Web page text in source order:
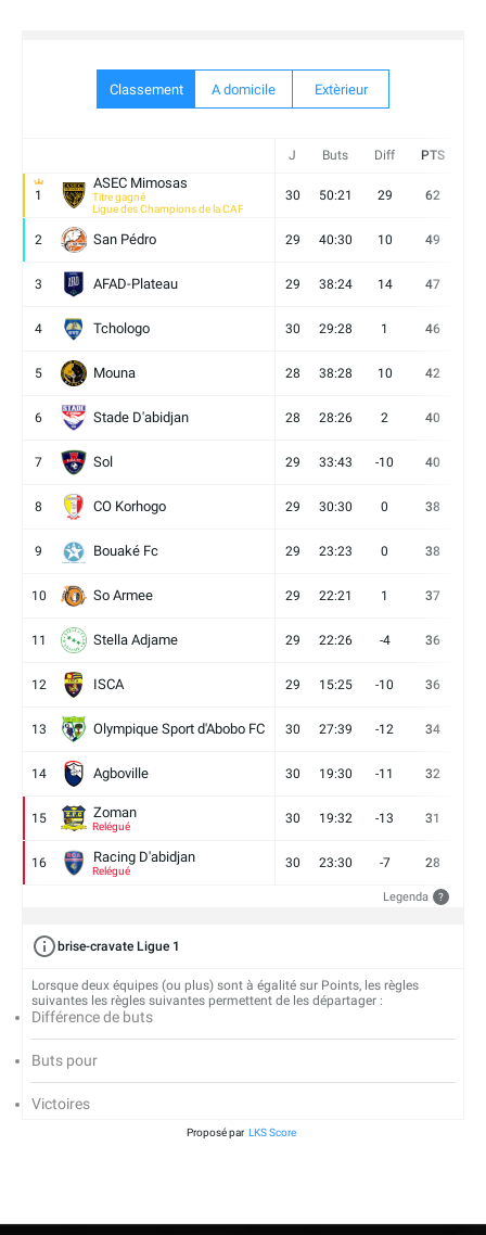
Classement A domicile Extèrieur
J Buts Diff PTS
1
ASEC Mimosas
Titre gagné
Ligue des Champions de la CAF
30 50:21 29 62
2 San Pédro 29 40:30 10 49
3 AFAD-Plateau 29 38:24 14 47
4 Tchologo 30 29:28 1 46
5 Mouna 28 38:28 10 42
6 Stade D'abidjan 28 28:26 2 40
7 Sol 29 33:43 -10 40
8 CO Korhogo 29 30:30 0 38
9 Bouaké Fc 29 23:23 0 38
10 So Armee 29 22:21 1 37
11 Stella Adjame 29 22:26 -4 36
12 ISCA 29 15:25 -10 36
13 Olympique Sport d'Abobo FC 30 27:39 -12 34
14 Agboville 30 19:30 -11 32
15 Zoman
Relégué
30 19:32 -13 31
16 Racing D'abidjan
Relégué
30 23:30 -7 28
Legenda ?
brise-cravate Ligue 1
Lorsque deux équipes (ou plus) sont à égalité sur Points, les règles
suivantes les règles suivantes permettent de les départager :
Différence de buts
Buts pour
Victoires
Proposé par LKS Score